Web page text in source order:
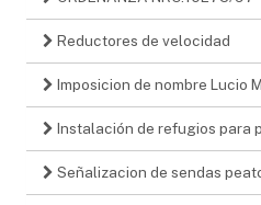
Reductores de velocidad
Imposicion de nombre Lucio
Instalación de refugios para
Señalizacion de sendas